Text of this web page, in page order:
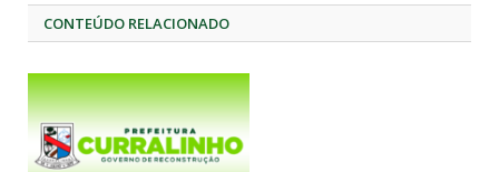
CONTEÚDO RELACIONADO